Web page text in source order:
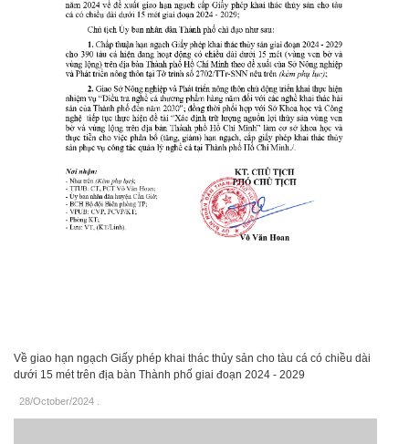
Về giao hạn ngạch Giấy phép khai thác thủy sản cho tàu cá có chiều dài
dưới 15 mét trên địa bàn Thành phố giai đoạn 2024 - 2029
28/October/2024